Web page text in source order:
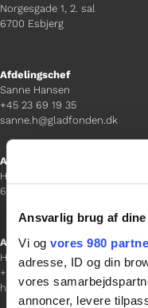
Ansvarlig brug af dine
Vi og vores 980
adresse, ID og din
vores
annoncer, levere
Norgesgade 1, 2. sal
6700 Esbjerg
Afdelingschef
Sanne Hansen
+45 23 69 19 35
sanne.h@gladfonden.dk
Aabenraa
H P Hanssens Gade 23, 2.
6200 Aabenraa
Afdelingschef
Helene Teichert
+45 29 37 32 41
helene.t@gladfonden.dk